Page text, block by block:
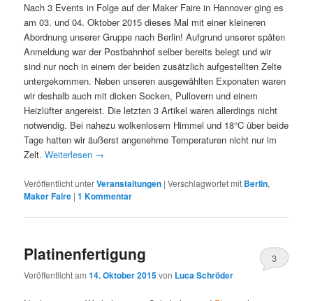
Nach 3 Events in Folge auf der Maker Faire in Hannover ging es
am 03. und 04. Oktober 2015 dieses Mal mit einer kleineren
Abordnung unserer Gruppe nach Berlin! Aufgrund unserer späten
Anmeldung war der Postbahnhof selber bereits belegt und wir
sind nur noch in einem der beiden zusätzlich aufgestellten Zelte
untergekommen. Neben unseren ausgewählten Exponaten waren
wir deshalb auch mit dicken Socken, Pullovern und einem
Heizlüfter angereist. Die letzten 3 Artikel waren allerdings nicht
notwendig. Bei nahezu wolkenlosem Himmel und 18°C über beide
Tage hatten wir äußerst angenehme Temperaturen nicht nur im
Zelt.Weiterlesen →
Veröffentlicht unterVeranstaltungen |Verschlagwortet mit Berlin,
Maker Faire |1 Kommentar
Platinenfertigung
Veröffentlicht am14. Oktober 2015von Luca Schröder
3